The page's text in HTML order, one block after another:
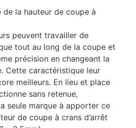
de la hauteur de coupe à
peuvent travailler de
tout au long de la coupe et
précision en changeant la
Cette caractéristique leur
meilleurs. En lieu et place
sans retenue,
seule marque à apporter ce
de coupe à crans d’arrêt